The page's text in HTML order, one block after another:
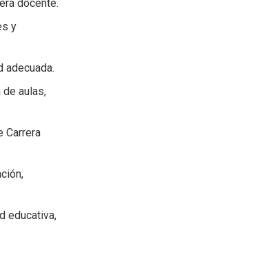
docente.
y
adecuada.
aulas,
Carrera
educativa,